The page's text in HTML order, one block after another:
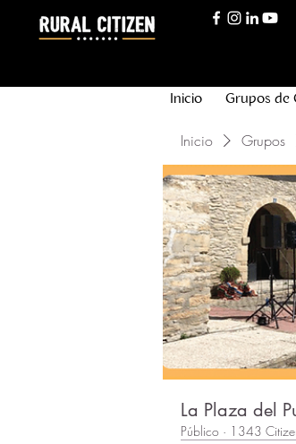
Inicio Grupos de
Inicio Grupos
La Plaza del
Público · 1343